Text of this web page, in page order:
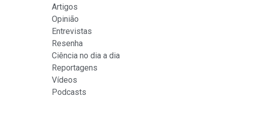
Artigos
Opinião
Entrevistas
Resenha
Ciência no dia a dia
Reportagens
Vídeos
Podcasts